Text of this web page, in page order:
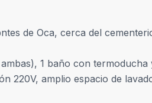
de Oca, cerca del
1 baño con termoducha
220V, amplio espacio de